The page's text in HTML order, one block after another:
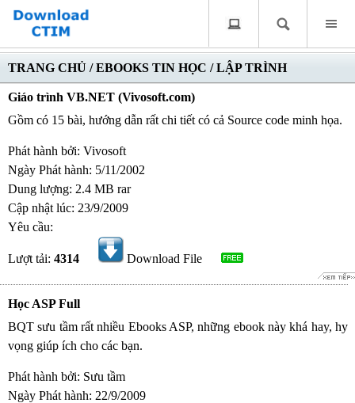
TRANG CHỦ /EBOOKS TIN HỌC /LẬP TRÌNH
Giáo trình VB.NET (Vivosoft.com)
Gồm có 15 bài, hướng dẫn rất chi tiết có cả Source code minh họa.
Phát hành bởi: Vivosoft
Ngày Phát hành: 5/11/2002
Dung lượng: 2.4 MB rar
Cập nhật lúc: 23/9/2009
Yêu cầu:
Lượt tải: 4314 Download File
Học ASP Full
BQT sưu tầm rất nhiều Ebooks ASP, những ebook này khá hay, hy
vọng giúp ích cho các bạn.
Phát hành bởi: Sưu tầm
Ngày Phát hành: 22/9/2009